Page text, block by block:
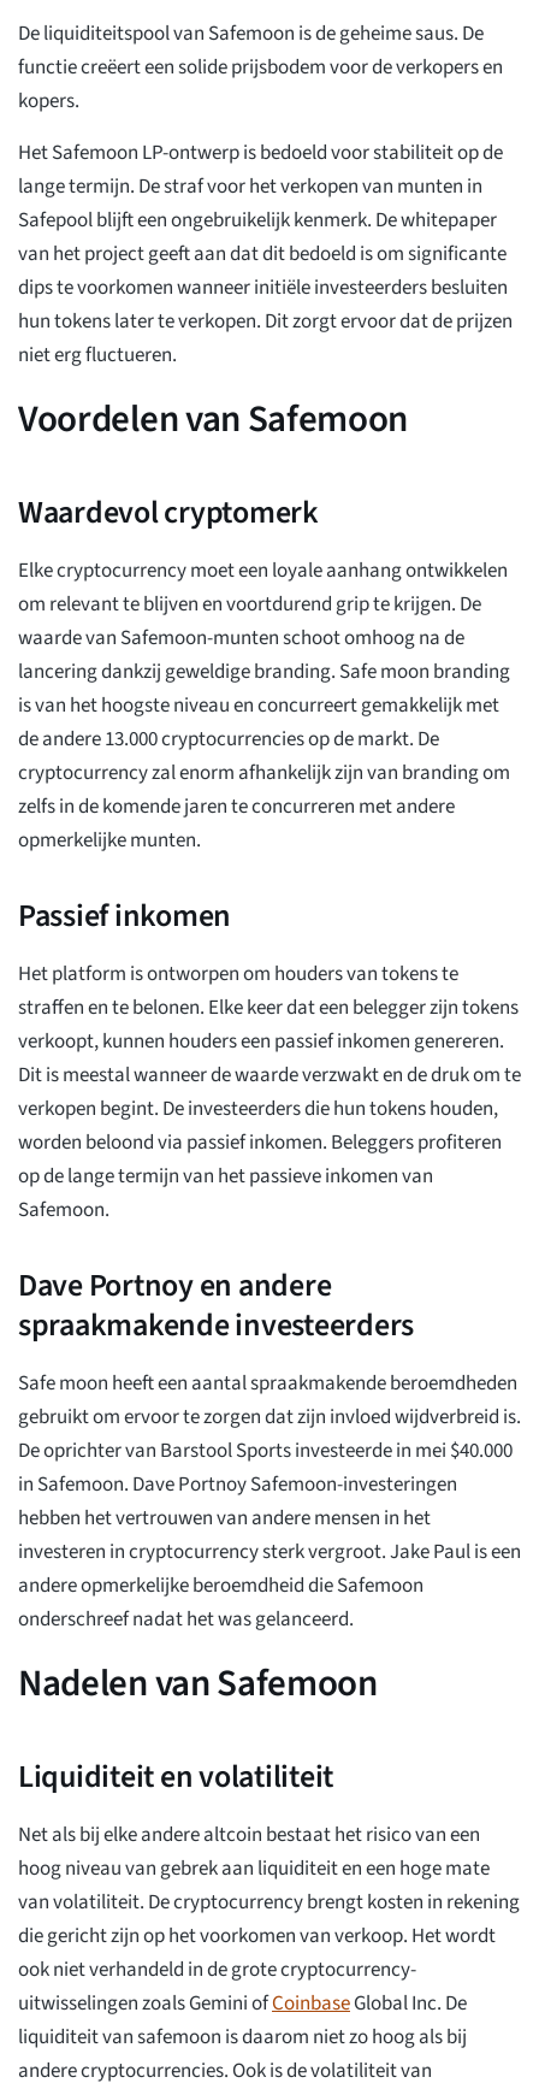
De liquiditeitspool van Safemoon is de geheime saus. De
functie creëert een solide prijsbodem voor de verkopers en
kopers.
Het Safemoon LP-ontwerp is bedoeld voor stabiliteit op de
lange termijn. De straf voor het verkopen van munten in
Safepool blijft een ongebruikelijk kenmerk. De whitepaper
van het project geeft aan dat dit bedoeld is om significante
dips te voorkomen wanneer initiële investeerders besluiten
hun tokens later te verkopen. Dit zorgt ervoor dat de prijzen
niet erg fluctueren.
Voordelen van Safemoon
Waardevol cryptomerk
Elke cryptocurrency moet een loyale aanhang ontwikkelen
om relevant te blijven en voortdurend grip te krijgen. De
waarde van Safemoon-munten schoot omhoog na de
lancering dankzij geweldige branding. Safe moon branding
is van het hoogste niveau en concurreert gemakkelijk met
de andere 13.000 cryptocurrencies op de markt. De
cryptocurrency zal enorm afhankelijk zijn van branding om
zelfs in de komende jaren te concurreren met andere
opmerkelijke munten.
Passief inkomen
Het platform is ontworpen om houders van tokens te
straffen en te belonen. Elke keer dat een belegger zijn tokens
verkoopt, kunnen houders een passief inkomen genereren.
Dit is meestal wanneer de waarde verzwakt en de druk om te
verkopen begint. De investeerders die hun tokens houden,
worden beloond via passief inkomen. Beleggers profiteren
op de lange termijn van het passieve inkomen van
Safemoon.
Dave Portnoy en andere
spraakmakende investeerders
Safe moon heeft een aantal spraakmakende beroemdheden
gebruikt om ervoor te zorgen dat zijn invloed wijdverbreid is.
De oprichter van Barstool Sports investeerde in mei $40.000
in Safemoon. Dave Portnoy Safemoon-investeringen
hebben het vertrouwen van andere mensen in het
investeren in cryptocurrency sterk vergroot. Jake Paul is een
andere opmerkelijke beroemdheid die Safemoon
onderschreef nadat het was gelanceerd.
Nadelen van Safemoon
Liquiditeit en volatiliteit
Net als bij elke andere altcoin bestaat het risico van een
hoog niveau van gebrek aan liquiditeit en een hoge mate
van volatiliteit. De cryptocurrency brengt kosten in rekening
die gericht zijn op het voorkomen van verkoop. Het wordt
ook niet verhandeld in de grote cryptocurrency-
uitwisselingen zoals Gemini ofCoinbaseGlobal Inc. De
liquiditeit van safemoon is daarom niet zo hoog als bij
andere cryptocurrencies. Ook is de volatiliteit van